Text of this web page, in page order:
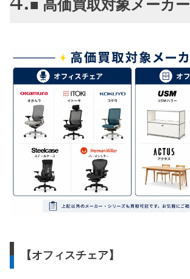
■ 高価買取対象メーカー
【オフィスチェア】